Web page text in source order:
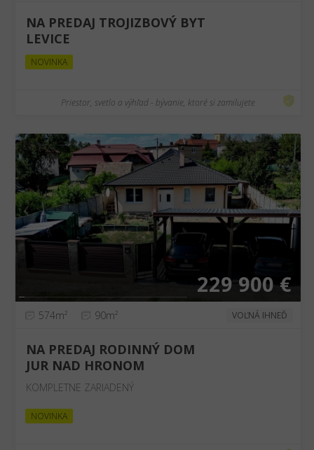
NA PREDAJ TROJIZBOVÝ BYT
LEVICE
NOVINKA
Priestor, svetlo a výhľad - bývanie, ktoré si zamilujete
❮ ❯
229 900 €
574m² 90m² VOĽNÁ IHNEĎ
NA PREDAJ RODINNÝ DOM
JUR NAD HRONOM
KOMPLETNE ZARIADENÝ
NOVINKA